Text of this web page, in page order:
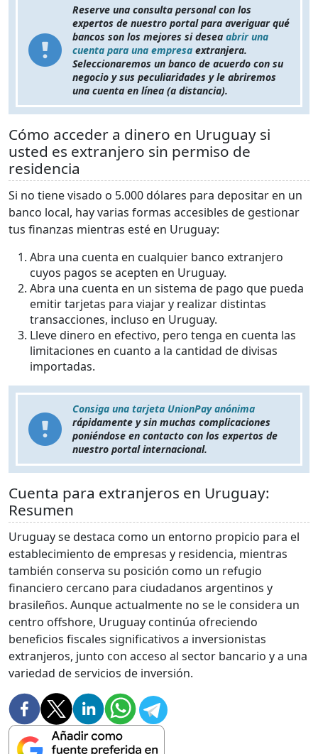
Reserve una consulta personal con los
expertos de nuestro portal para averiguar qué
bancos son los mejores si desea abrir una
cuenta para una empresa extranjera.
Seleccionaremos un banco de acuerdo con su
negocio y sus peculiaridades y le abriremos
una cuenta en línea (a distancia).
Cómo acceder a dinero en Uruguay si
usted es extranjero sin permiso de
residencia
Si no tiene visado o 5.000 dólares para depositar en un
banco local, hay varias formas accesibles de gestionar
tus finanzas mientras esté en Uruguay:
Abra una cuenta en cualquier banco extranjero
cuyos pagos se acepten en Uruguay.
Abra una cuenta en un sistema de pago que pueda
emitir tarjetas para viajar y realizar distintas
transacciones, incluso en Uruguay.
Lleve dinero en efectivo, pero tenga en cuenta las
limitaciones en cuanto a la cantidad de divisas
importadas.
Consiga una tarjeta UnionPay anónima
rápidamente y sin muchas complicaciones
poniéndose en contacto con los expertos de
nuestro portal internacional.
Cuenta para extranjeros en Uruguay:
Resumen
Uruguay se destaca como un entorno propicio para el
establecimiento de empresas y residencia, mientras
también conserva su posición como un refugio
financiero cercano para ciudadanos argentinos y
brasileños. Aunque actualmente no se le considera un
centro offshore, Uruguay continúa ofreciendo
beneficios fiscales significativos a inversionistas
extranjeros, junto con acceso al sector bancario y a una
variedad de servicios de inversión.